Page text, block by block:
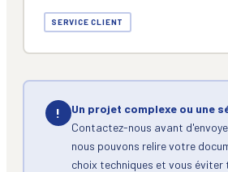
SERVICE CLIENT
!
Un projet complexe ou une
Contactez-nous avant
nous pouvons relire votre
choix techniques et vous éviter